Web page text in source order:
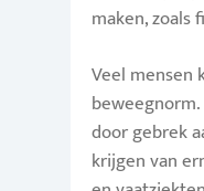
maken, zoals
Veel mensen
door gebrek
krijgen van